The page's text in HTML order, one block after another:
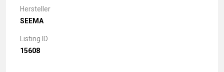
Hersteller
SEEMA
Listing ID
15608